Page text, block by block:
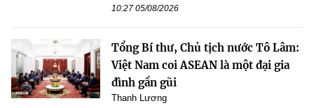
10:27 05/08/2026
Tổng Bí thư, Chủ tịch nước Tô Lâm:
Việt Nam coi ASEAN là một đại gia
đình gần gũi
Thanh Lương